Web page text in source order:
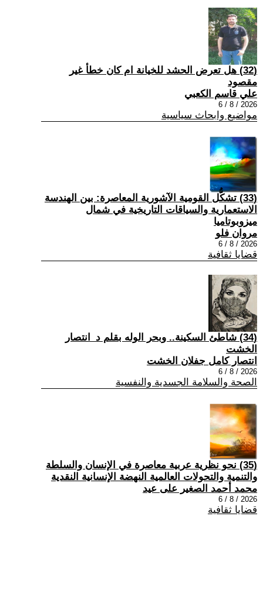
(32) هل تعرض الحشد للخيانة ام كان خطأ غير
مقصود
علي قاسم الكعبي
2026 / 8 / 6
مواضيع وابحاث سياسية
(33) تشكُّل القومية الآشورية المعاصرة: بين الهندسة
الاستعمارية والسياقات التاريخية في شمال
ميزوبوتاميا
مروان فلو
2026 / 8 / 6
قضايا ثقافية
(34) شاطئ السكينة.. وبحر الوله بقلم د_انتصار
الخشت
انتصار كامل جفلان الخشت
2026 / 8 / 6
الصحة والسلامة الجسدية والنفسية
(35) نحو نظرية عربية معاصرة في الإنسان والسلطة
والتنمية والتحولات العالمية النهضة الإنسانية النقدية
محمد أحمد الصغير على عيد
2026 / 8 / 6
قضايا ثقافية